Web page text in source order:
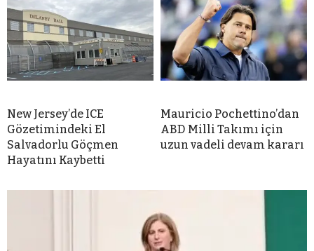
New Jersey’de ICE
Gözetimindeki El
Salvadorlu Göçmen
Hayatını Kaybetti
Mauricio Pochettino’dan
ABD Milli Takımı için
uzun vadeli devam kararı